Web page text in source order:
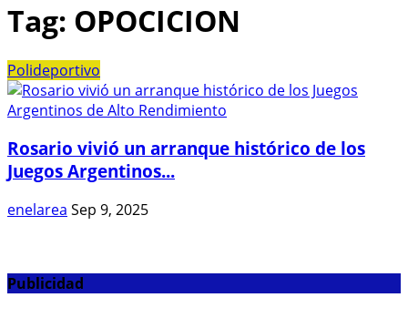
Tag: OPOCICION
Polideportivo
Rosario vivió un arranque histórico de los
Juegos Argentinos...
enelarea Sep 9, 2025
Publicidad